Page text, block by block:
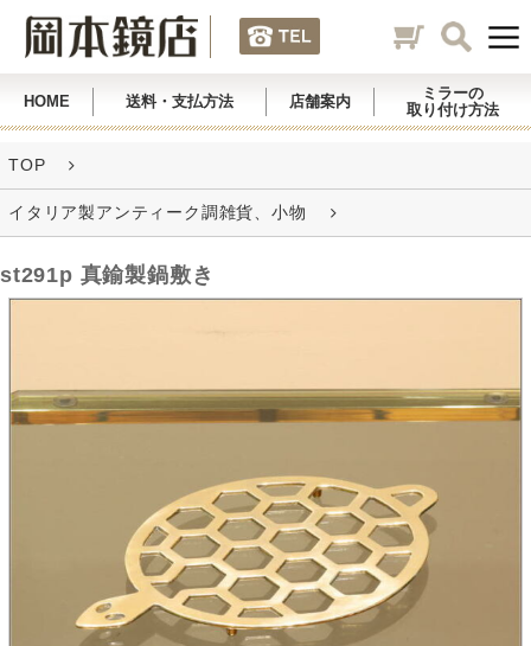
HOME 送料・支払方法 店舗案内
ミラーの
取り付け方法
TOP
イタリア製アンティーク調雑貨、小物
st291p 真鍮製鍋敷き